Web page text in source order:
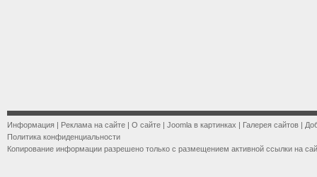
Информация | Реклама на сайте | О сайте | Joomla в картинках | Галерея сайтов |
Политика конфиденциальности
Копирование информации разрешено только с размещением активной ссылки на